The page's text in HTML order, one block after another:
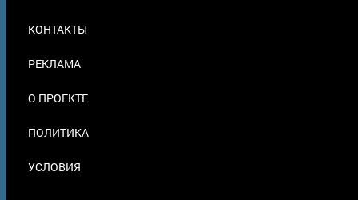
В
КОНТАКТЫ
РЕКЛАМА
О ПРОЕКТЕ
ПОЛИТИКА
УСЛОВИЯ